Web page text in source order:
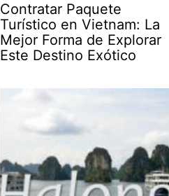
Contratar Paquete
Turístico en Vietnam: La
Mejor Forma de Explorar
Este Destino Exótico